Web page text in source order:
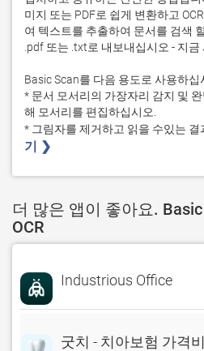
미지 또는 PDF로 쉽게 변환하고
여 텍스트를 추출하여 문서를 검색
.pdf 또는 .txt로 내보내십시오 - 지
Basic Scan를 다음 용도로 사용하십
* 문서 모서리의 가장자리 감지 및
해 모서리를 편집하십시오.
* 그림자를 제거하고 읽을 수있는 결
기 ❯
더 많은 앱이 좋아요.
OCR
Industrious Office
굿치 - 치아보험 가격